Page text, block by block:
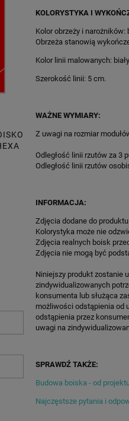
214M2/2385X896CM
ZIEMNEGO
PRO
Cena regularna:
ZAMÓW
KOLORYSTYKA I
Kolor obrzeży i narożników:
Obrzeża stanowią
Kolor linii malowanych:
Szerokość linii: 5 cm.
WAŻNE WYMIARY:
Z uwagi na rozmiar
Odległość linii rzutów za 3
Odległość linii rzutów
INFORMACJA:
Zdjęcia dodane do
Kolorystyka może nie
Zdjęcia realnych boisk
Zdjęcia nie mogą być
Niniejszy produkt zostanie
zindywidualizowanych
konsumenta lub służąca
możliwości odstąpienia od
odstąpienia przez
uwagi na
SPRAWDŹ TAKŻE:
Budowa boiska - od
Najczęstsze pytania i